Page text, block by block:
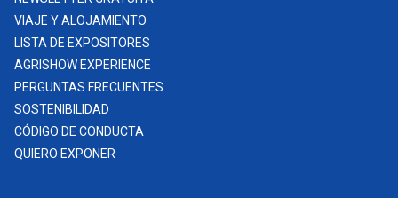
VIAJE Y ALOJAMIENTO
LISTA DE EXPOSITORES
AGRISHOW EXPERIENCE
PERGUNTAS FRECUENTES
SOSTENIBILIDAD
CÓDIGO DE CONDUCTA
QUIERO EXPONER